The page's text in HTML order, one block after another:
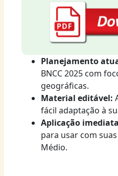
Planejamento
BNCC 2025 com
geográficas.
Material editável:
fácil adaptação à
Aplicação
para usar com
Médio.